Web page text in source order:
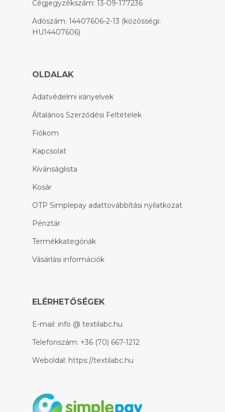
Cégjegyzékszám: 13-09-177236
Adószám: 14407606-2-13 (közösségi:
HU14407606)
OLDALAK
Adatvédelmi irányelvek
Általános Szerződési Feltételek
Fiókom
Kapcsolat
Kívánságlista
Kosár
OTP Simplepay adattovábbítási nyilatkozat
Pénztár
Termékkategóriák
Vásárlási információk
ELÉRHETŐSÉGEK
E-mail: info @ textilabc.hu
Telefonszám: +36 (70) 667-1212
Weboldal: https://textilabc.hu